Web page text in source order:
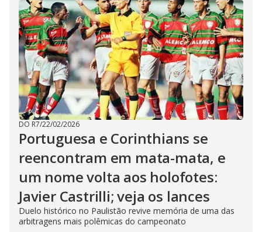
DO R7/22/02/2026
Portuguesa e Corinthians se
reencontram em mata-mata, e
um nome volta aos holofotes:
Javier Castrilli; veja os lances
Duelo histórico no Paulistão revive memória de uma das
arbitragens mais polêmicas do campeonato